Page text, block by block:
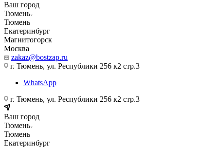
Ваш город
Тюмень
Тюмень
Екатеринбург
Магнитогорск
Москва
zakaz@bostzap.ru
г. Тюмень, ул. Республики 256 к2 стр.3
WhatsApp
г. Тюмень, ул. Республики 256 к2 стр.3
Ваш город
Тюмень
Тюмень
Екатеринбург